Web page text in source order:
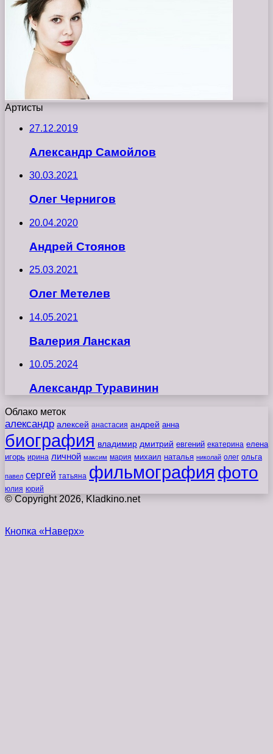
Артисты
27.12.2019
Александр Самойлов
30.03.2021
Олег Чернигов
20.04.2020
Андрей Стоянов
25.03.2021
Олег Метелев
14.05.2021
Валерия Ланская
10.05.2024
Александр Туравинин
Облако меток
александр алексей анастасия андрей анна
биография владимир дмитрий евгений екатерина елена
игорь ирина личной максим мария михаил наталья николай олег ольга
павел сергей татьяна фильмография фото
юлия юрий
© Copyright 2026, Kladkino.net
Кнопка «Наверх»